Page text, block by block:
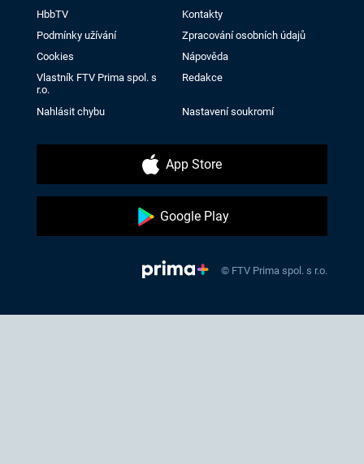
HbbTV
Kontakty
Podmínky užívání
Zpracování osobních údajů
Cookies
Nápověda
Vlastník FTV Prima spol. s
r.o.
Redakce
Nahlásit chybu Nastavení soukromí
App Store
Google Play
© FTV Prima spol. s r.o.